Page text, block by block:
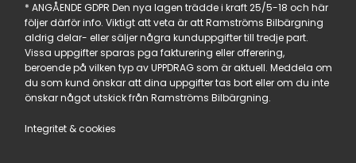
* ANGÅENDE GDPR Den nya lagen trädde i kraft 25/5-18 och här
följer därför info. Viktigt att veta är att Ramströms Bilbärgning
aldrig delar- eller säljer några kunduppgifter till tredje part.
Vissa uppgifter sparas pga fakturering eller offerering,
beroende på vilken typ av UPPDRAG som är aktuell. Meddela om
du som kund önskar att dina uppgifter tas bort eller om du inte
önskar något utskick från Ramströms Bilbärgning.
Integritet & cookies